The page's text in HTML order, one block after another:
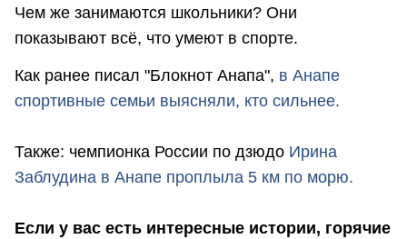
Чем же занимаются школьники? Они
показывают всё, что умеют в спорте.
Как ранее писал "Блокнот Анапа", в Анапе
спортивные семьи выясняли, кто сильнее.
Также: чемпионка России по дзюдо Ирина
Заблудина в Анапе проплыла 5 км по морю.
Если у вас есть интересные истории, горячие